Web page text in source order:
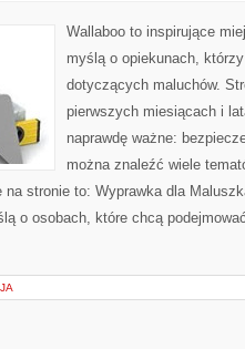
Wallaboo to inspirujące
myślą o opiekunach,
dotyczących maluchów.
pierwszych miesiącach i
naprawdę ważne:
można znaleźć wiele
na stronie to: Wyprawka dla
o osobach, które chcą